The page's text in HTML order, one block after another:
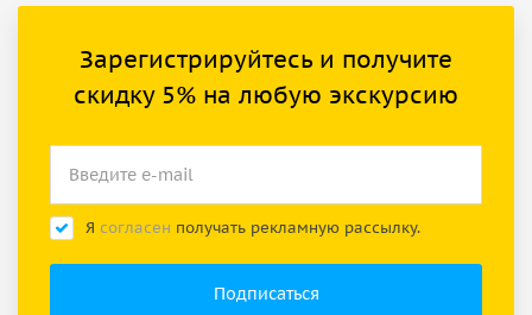
Зарегистрируйтесь и получите
скидку 5% на любую экскурсию
Я согласен получать рекламную рассылку.